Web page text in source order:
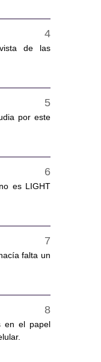
de las
por este
es LIGHT
falta un
en el papel